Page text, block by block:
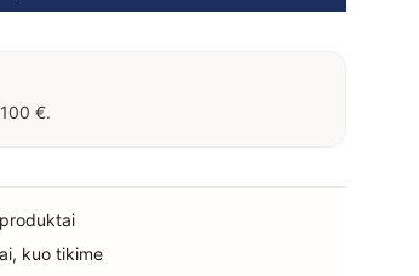
€.
kuo tikime